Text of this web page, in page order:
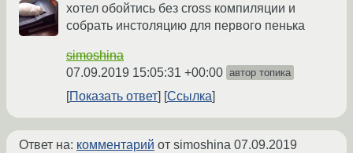
хотел обойтись без cross компиляции и
собрать инстоляцию для первого пенька
simoshina
07.09.2019 15:05:31 +00:00 автор топика
Показать ответ Ссылка
Ответ на: комментарий от simoshina 07.09.2019